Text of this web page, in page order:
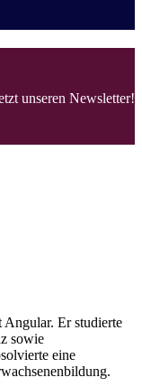
unseren Newsletter!
Angular. Er studierte
sowie
eine